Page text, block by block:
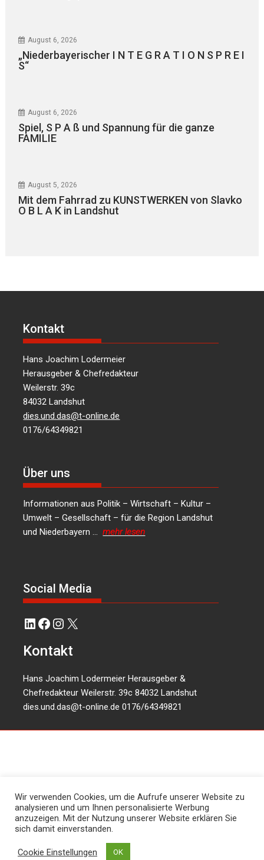
August 6, 2026
„Niederbayerischer I N T E G R A T I O N S P R E I
S“
August 6, 2026
Spiel, S P A ß und Spannung für die ganze
FAMILIE
August 5, 2026
Mit dem Fahrrad zu KUNSTWERKEN von Slavko
O B L A K in Landshut
Kontakt
Hans Joachim Lodermeier
Herausgeber & Chefredakteur
Weilerstr. 39c
84032 Landshut
dies.und.das@t-online.de
0176/64349821
Über uns
Informationen aus Politik – Wirtschaft – Kultur –
Umwelt – Gesellschaft – für die Region Landshut
und Niederbayern …mehr lesen
Social Media
LinkedIn
Facebook
Instagram
X
Kontakt
Hans Joachim Lodermeier Herausgeber &
Chefredakteur Weilerstr. 39c 84032 Landshut
dies.und.das@t-online.de 0176/64349821
Wir verwenden Cookies, um die Aufrufe unserer Website zu
analysieren und um Ihnen personalisierte Werbung
anzuzeigen. Mit der Nutzung unserer Website erklären Sie
sich damit einverstanden.
Cookie Einstellungen OK